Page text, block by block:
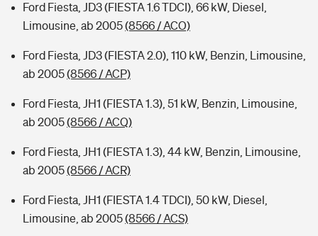
Ford Fiesta, JD3 (FIESTA 1.6 TDCI), 66 kW, Diesel,
Limousine, ab 2005(8566 / ACO)
Ford Fiesta, JD3 (FIESTA 2.0), 110 kW, Benzin, Limousine,
ab 2005(8566 / ACP)
Ford Fiesta, JH1 (FIESTA 1.3), 51 kW, Benzin, Limousine,
ab 2005(8566 / ACQ)
Ford Fiesta, JH1 (FIESTA 1.3), 44 kW, Benzin, Limousine,
ab 2005(8566 / ACR)
Ford Fiesta, JH1 (FIESTA 1.4 TDCI), 50 kW, Diesel,
Limousine, ab 2005(8566 / ACS)